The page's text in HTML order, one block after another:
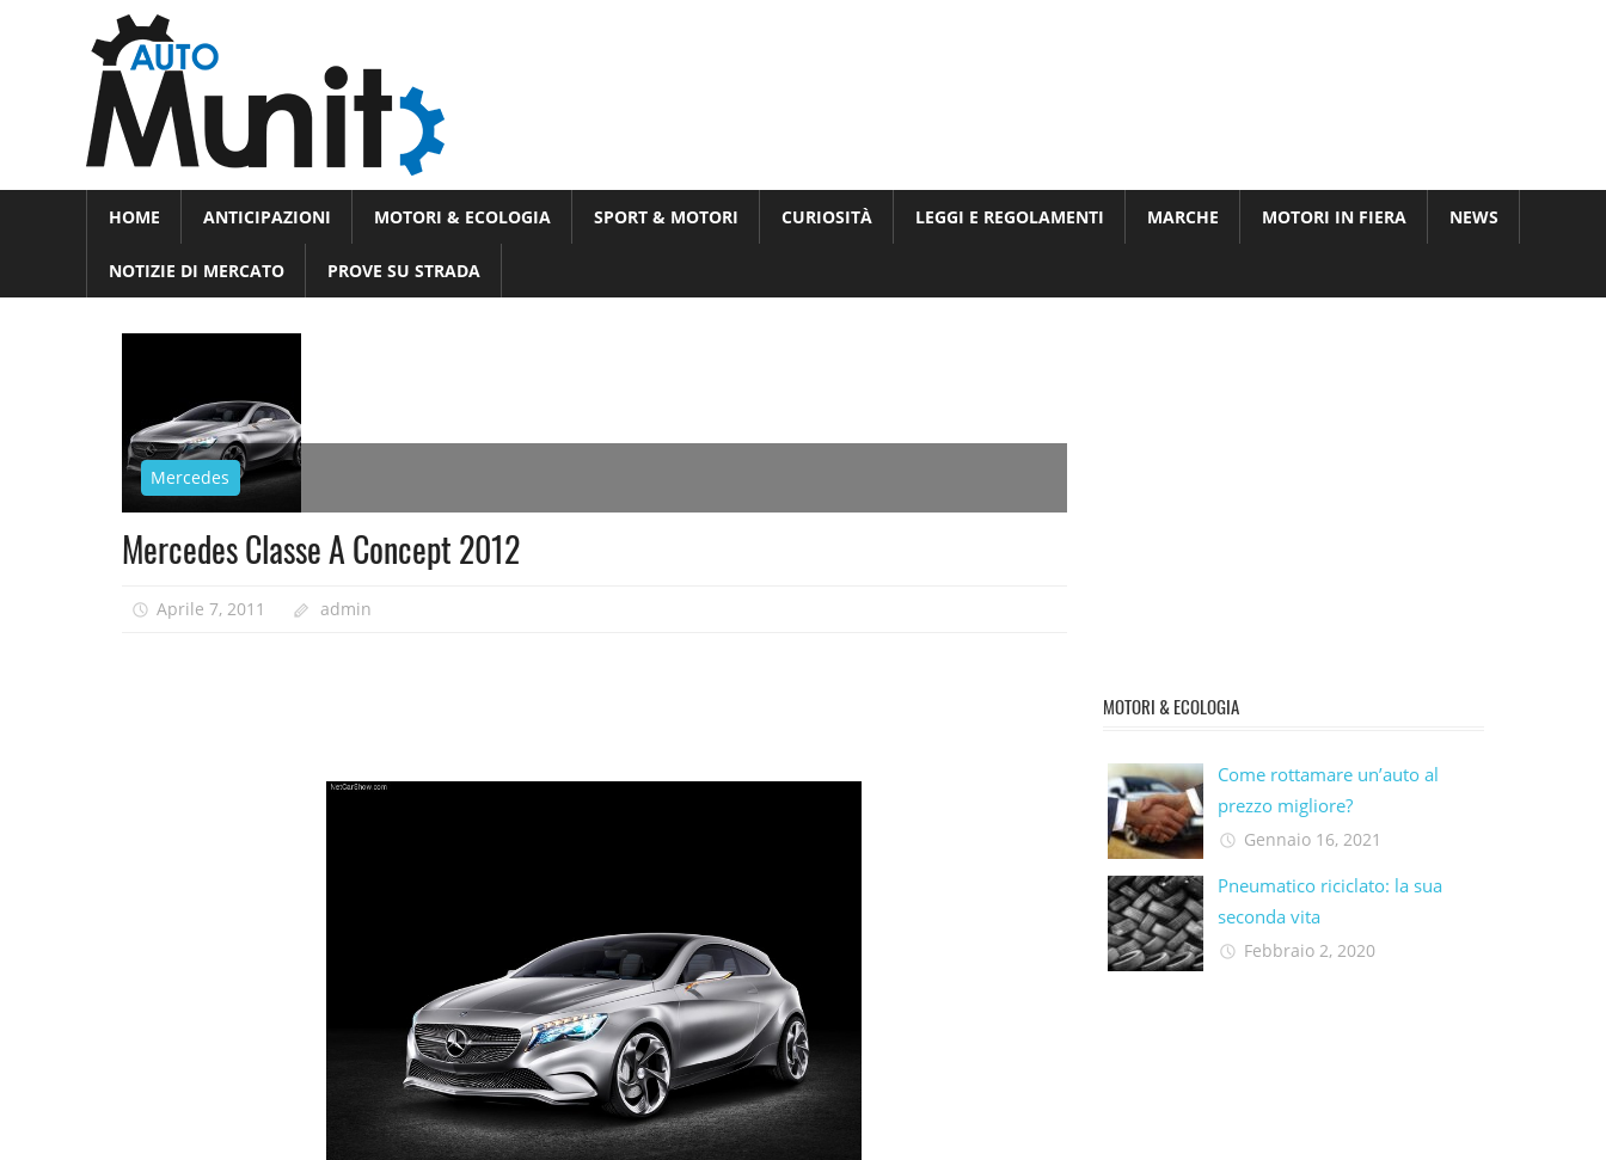
e
motori
Novità
dal
HOME ANTICIPAZIONI MOTORI & ECOLOGIA SPORT & MOTORI CURIOSITÀ LEGGI E REGOLAMENTI MARCHE MOTORI IN FIERA NEWS
NOTIZIE DI MERCATO PROVE SU STRADA
Mercedes
Mercedes Classe A Concept 2012
Aprile 7, 2011 admin
MOTORI & ECOLOGIA
Come rottamare un’auto al
prezzo migliore?
Gennaio 16, 2021
Pneumatico riciclato: la sua
seconda vita​
Febbraio 2, 2020